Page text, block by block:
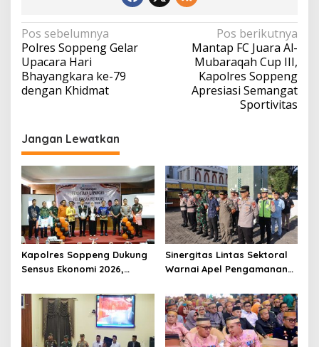
Navigasi
pos
Pos sebelumnya
Polres Soppeng Gelar
Upacara Hari
Bhayangkara ke-79
dengan Khidmat
Pos berikutnya
Mantap FC Juara Al-
Mubaraqah Cup III,
Kapolres Soppeng
Apresiasi Semangat
Sportivitas
Jangan Lewatkan
Kapolres Soppeng Dukung
Sensus Ekonomi 2026,
demi Masa Depan
Pembangunan Daerah
Sinergitas Lintas Sektoral
Warnai Apel Pengamanan
di Soppeng